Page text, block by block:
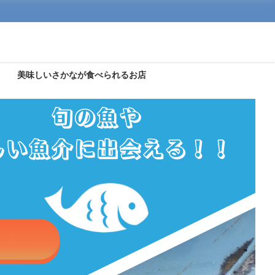
美味しいさかなが食べられるお店